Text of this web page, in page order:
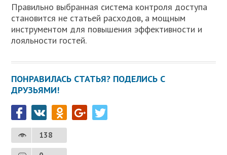
Правильно выбранная система контроля доступа
становится не статьей расходов, а мощным
инструментом для повышения эффективности и
лояльности гостей.
ПОНРАВИЛАСЬ СТАТЬЯ? ПОДЕЛИСЬ С
ДРУЗЬЯМИ!
138